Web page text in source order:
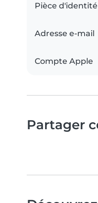
Pièce d'identité
Adresse e-mail
Compte Apple
Partager